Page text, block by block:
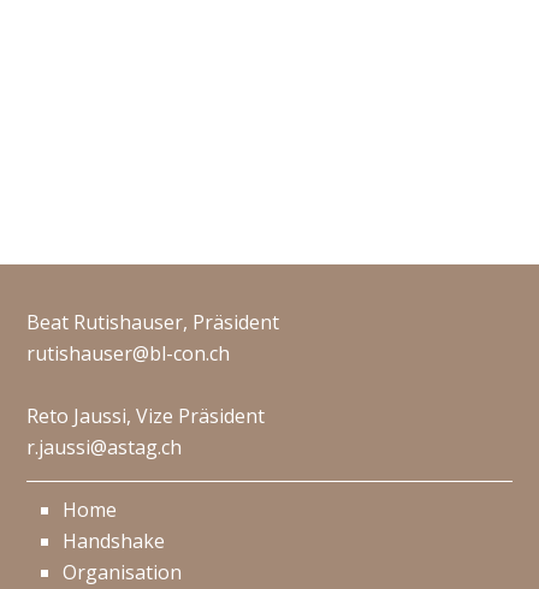
Beat Rutishauser, Präsident
rutishauser@bl-con.ch
Reto Jaussi, Vize Präsident
r.jaussi@astag.ch
Home
Handshake
Organisation